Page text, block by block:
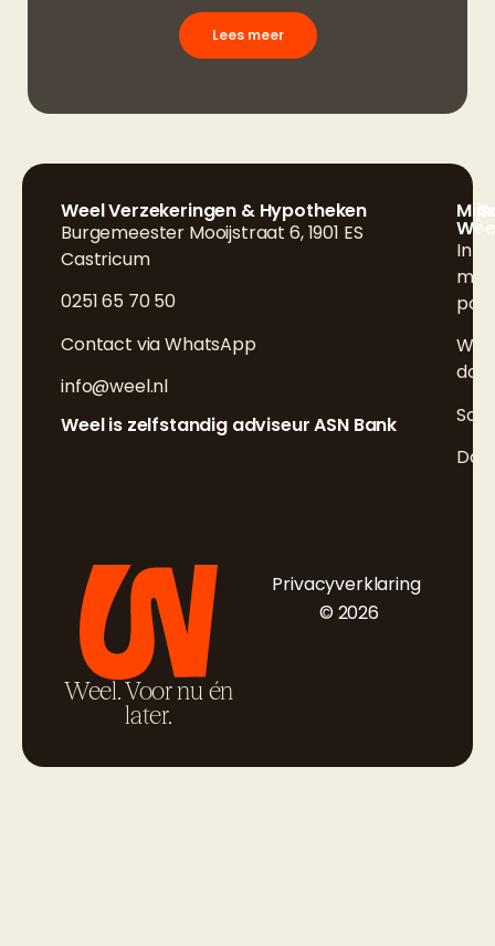
Lees meer
Weel Verzekeringen & Hypotheken
Burgemeester Mooijstraat 6, 1901 ES
Castricum
0251 65 70 50
Contact via WhatsApp
info@weel.nl
Weel is zelfstandig adviseur ASN Bank
Mijn
mijn
Weel. Voor nu én
later.
Privacyverklaring
© 2026